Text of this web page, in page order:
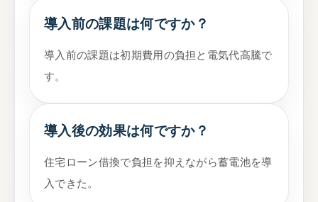
導入前の課題は何ですか？
導入前の課題は初期費用の負担と電気代高騰で
す。
導入後の効果は何ですか？
住宅ローン借換で負担を抑えながら蓄電池を導
入できた。